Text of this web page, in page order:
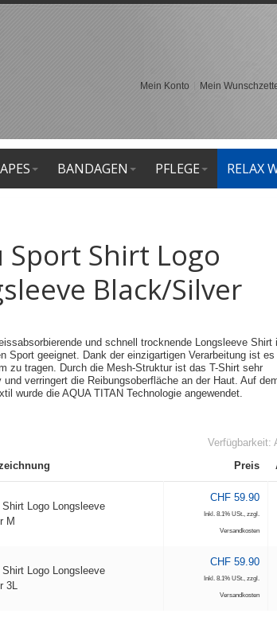
Mein Konto Mein
BANDAGEN PFLEGE RELAX
Sport Shirt Logo
Black/Silver
und schnell trocknende Longsleeve Shirt
Sport geeignet. Dank der einzigartigen Verarbeitung ist
zu tragen. Durch die Mesh-Struktur ist das T-Shirt sehr
verringert die Reibungsoberfläche an der Haut. Auf
wurde die AQUA TITAN Technologie angewendet.
Verfügbarkeit:
Preis
Logo Longsleeve
M
CHF 59.90
Inkl. 8.1% USt. zzgl.
Versandkosten
Logo Longsleeve
3L
CHF 59.90
Inkl. 8.1% USt. zzgl.
Versandkosten